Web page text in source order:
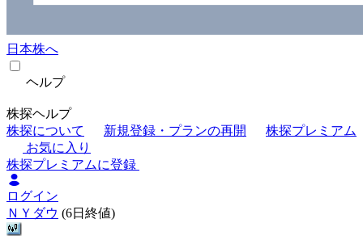
日本株へ
ヘルプ
株探ヘルプ
株探について
新規登録・プランの再開
株探プレミアム
お気に入り
株探プレミアムに登録
ログイン
ＮＹダウ (6日終値)